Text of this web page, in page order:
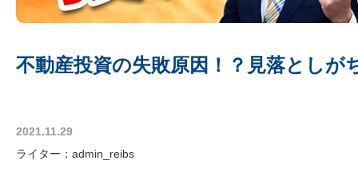
不動産投資の失敗原因！？見落としが
2021.11.29
ライター：admin_reibs